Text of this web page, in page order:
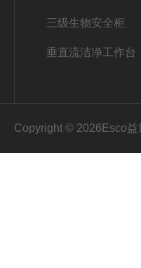
三级生物安全柜
垂直流洁净工作台
Copyright © 2026Esco